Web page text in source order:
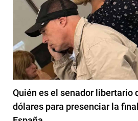
Quién es el senador libertario
dólares para presenciar la